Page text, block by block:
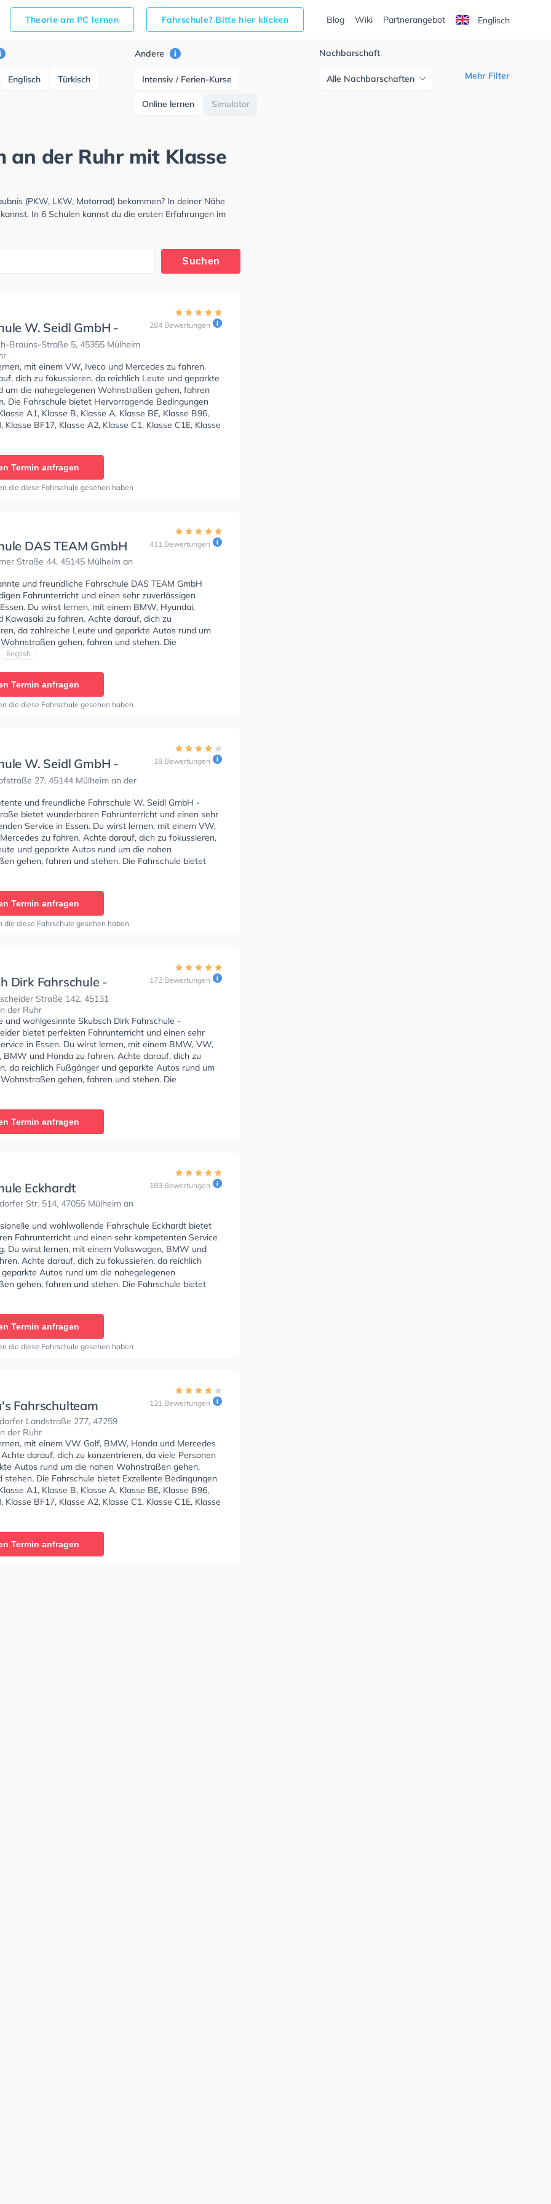
Theorie am PC lernen Fahrschule? Bitte hier klicken Blog Wiki Partnerangebot Englisch
Englisch Türkisch
Andere
Intensiv / Ferien-Kurse
Online lernen Simulator
Nachbarschaft
Alle Nachbarschaften Mehr Filter
an der Ruhr mit Klasse
(PKW, LKW, Motorrad) bekommen? In deiner Nähe
In 6 Schulen kannst du die ersten Erfahrungen im
Suchen
W. Seidl GmbH -
Brauns-Straße
Brauns-Straße 5, 45355 Mülheim
284 Bewertungen
mit einem VW, Iveco und Mercedes zu fahren.
dich zu fokussieren, da reichlich Leute und geparkte
um die nahegelegenen Wohnstraßen gehen, fahren
Die Fahrschule bietet Hervorragende Bedingungen
A1, Klasse B, Klasse A, Klasse BE, Klasse B96,
Klasse BF17, Klasse A2, Klasse C1, Klasse C1E, Klasse
Klasse D1 und Klasse DE1, Klasse D und Klasse DE
Termin anfragen
die diese Fahrschule gesehen haben
DAS TEAM GmbH
Straße 44, 45145 Mülheim an
411 Bewertungen
und freundliche Fahrschule DAS TEAM GmbH
Fahrunterricht und einen sehr zuverlässigen
Du wirst lernen, mit einem BMW, Hyundai,
Kawasaki zu fahren. Achte darauf, dich zu
da zahlreiche Leute und geparkte Autos rund um
gehen, fahren und stehen. Die
bietet Exzellente Bedingungen um deine Klasse A1,
Unterricht kann auf Deutsch und Englisch
Die Erste-Hilfe-Kurs in der Schule.
English
Termin anfragen
die diese Fahrschule gesehen haben
W. Seidl GmbH -
27, 45144 Mülheim an der
18 Bewertungen
und freundliche Fahrschule W. Seidl GmbH -
bietet wunderbaren Fahrunterricht und einen sehr
Service in Essen. Du wirst lernen, mit einem VW,
zu fahren. Achte darauf, dich zu fokussieren,
und geparkte Autos rund um die nahen
gehen, fahren und stehen. Die Fahrschule bietet
Bedingungen um deine Klasse A1, Klasse B,
Klasse C1E, Klasse C, Klasse CE, Klasse D1 und
Klasse D und Klasse DE zu erhalten. In der Fahrschule
- Busehofstraße Sie können einen Termin online
Termin anfragen
die diese Fahrschule gesehen haben
Dirk Fahrschule -
Straße 142, 45131
der Ruhr
172 Bewertungen
und wohlgesinnte Skubsch Dirk Fahrschule -
bietet perfekten Fahrunterricht und einen sehr
in Essen. Du wirst lernen, mit einem BMW, VW,
BMW und Honda zu fahren. Achte darauf, dich zu
da reichlich Fußgänger und geparkte Autos rund um
gehen, fahren und stehen. Die
bietet Perfekte Bedingungen um deine Klasse A1,
- Prüfbescheinigung, Klasse B Automatik, Klasse A2,
Auffrischung B Schaltung, Auffrischung B Automatik,
Termin anfragen
Eckhardt
Str. 514, 47055 Mülheim an
183 Bewertungen
und wohlwollende Fahrschule Eckhardt bietet
Fahrunterricht und einen sehr kompetenten Service
Du wirst lernen, mit einem Volkswagen, BMW und
Achte darauf, dich zu fokussieren, da reichlich
Autos rund um die nahegelegenen
gehen, fahren und stehen. Die Fahrschule bietet
Bedingungen um deine Klasse A1, Klasse B, Klasse A,
Termin anfragen
die diese Fahrschule gesehen haben
Fahrschulteam
Landstraße 277, 47259
der Ruhr
121 Bewertungen
mit einem VW Golf, BMW, Honda und Mercedes
darauf, dich zu konzentrieren, da viele Personen
Autos rund um die nahen Wohnstraßen gehen,
stehen. Die Fahrschule bietet Exzellente Bedingungen
A1, Klasse B, Klasse A, Klasse BE, Klasse B96,
Klasse BF17, Klasse A2, Klasse C1, Klasse C1E, Klasse
Klasse D1, Klasse DE1, Klasse D, Klasse DE, Klasse
der Andrea's Fahrschulteam Sie können einen Termin
Termin anfragen